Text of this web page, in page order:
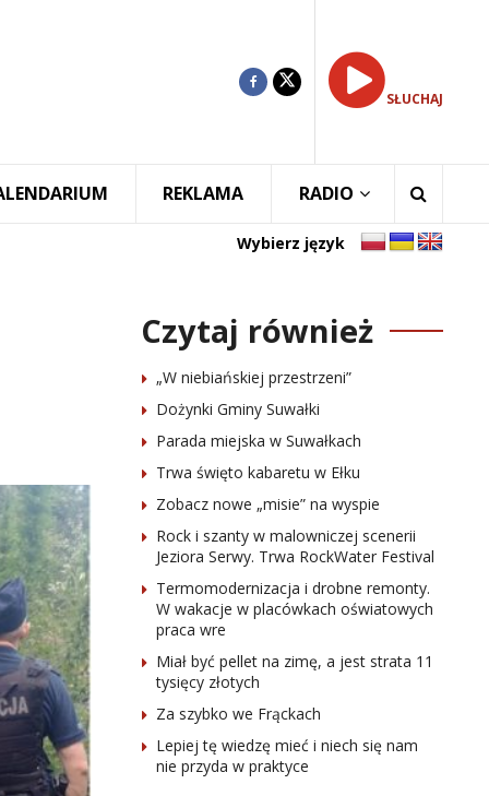
SŁUCHAJ
REKLAMA RADIO
Wybierz język
Czytaj również
„W niebiańskiej przestrzeni”
Dożynki Gminy Suwałki
Parada miejska w Suwałkach
Trwa święto kabaretu w Ełku
Zobacz nowe „misie” na wyspie
Rock i szanty w malowniczej scenerii
Jeziora Serwy. Trwa RockWater Festival
Termomodernizacja i drobne remonty.
W wakacje w placówkach oświatowych
praca wre
Miał być pellet na zimę, a jest strata 11
tysięcy złotych
Za szybko we Frąckach
Lepiej tę wiedzę mieć i niech się nam
nie przyda w praktyce